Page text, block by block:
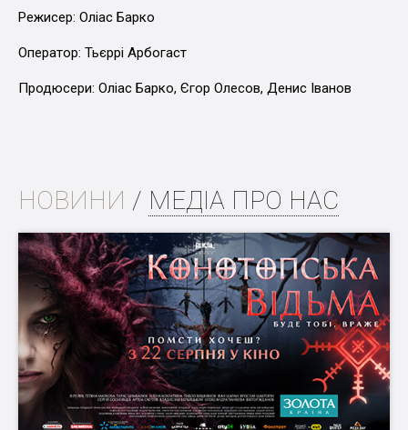
Режисер: Оліас Барко
Оператор: Тьєррі Арбогаст
Продюсери: Оліас Барко, Єгор Олесов, Денис Іванов
НОВИНИ / МЕДІА ПРО НАС